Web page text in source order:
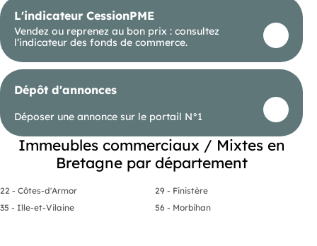
L'indicateur CessionPME
Vendez ou reprenez au bon prix : consultez
l’indicateur des fonds de commerce.
Dépôt d'annonces
Déposer une annonce sur le portail N°1
Immeubles commerciaux / Mixtes en
Bretagne par département
22 - Côtes-d'Armor
29 - Finistère
35 - Ille-et-Vilaine
56 - Morbihan